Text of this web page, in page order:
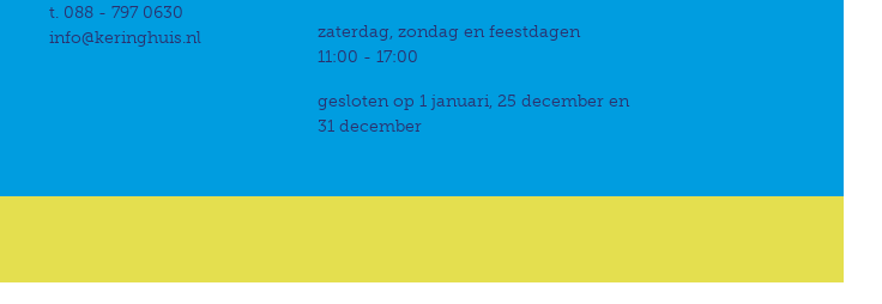
t. 088 - 797 0630
info@keringhuis.nl
zaterdag, zondag en feestdagen
11:00 - 17:00
gesloten op 1 januari, 25 december en
31 december